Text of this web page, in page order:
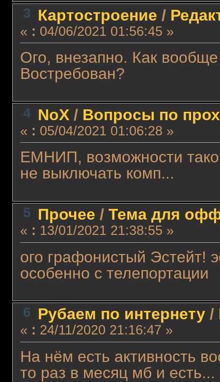
3 Картостроение /
« : 04/06/2021 01:56:45 »
Ого, внезапно. Как
Востребован?
4 NoX/ Вопросы по
« : 05/04/2021 01:06:28 »
ЕМНИП, возможности
не выключать комп...
5 Прочее / Тема для
« : 13/01/2021 21:38:55 »
ого графонистый Эстейт!
особенно с телепортации
6 Рубаем по интернету/
« : 24/11/2020 21:16:47 »
На нём есть активность
то раз в месяц мб и есть...